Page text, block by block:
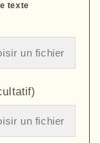
texte
un fichier
un fichier